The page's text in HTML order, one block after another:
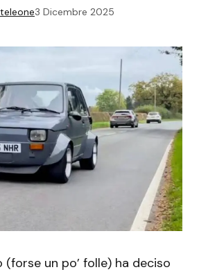
3 Dicembre 2025
(forse un po’ folle) ha deciso